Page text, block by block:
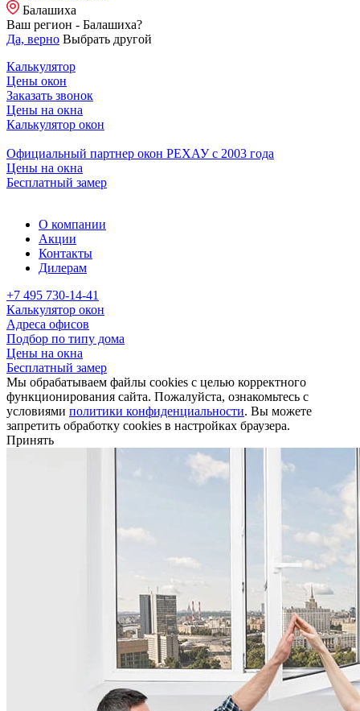
Балашиха
Ваш регион - Балашиха?
Да, верно Выбрать другой
Калькулятор
Цены окон
Заказать звонок
Цены на окна
Калькулятор окон
Официальный партнер окон РЕХАУ с 2003 года
Цены на окна
Бесплатный замер
О компании
Акции
Контакты
Дилерам
+7 495 730-14-41
Калькулятор окон
Адреса офисов
Подбор по типу дома
Цены на окна
Бесплатный замер
Мы обрабатываем файлы cookies с целью корректного
функционирования сайта. Пожалуйста, ознакомьтесь с
условиями политики конфиденциальности. Вы можете
запретить обработку cookies в настройках браузера.
Принять